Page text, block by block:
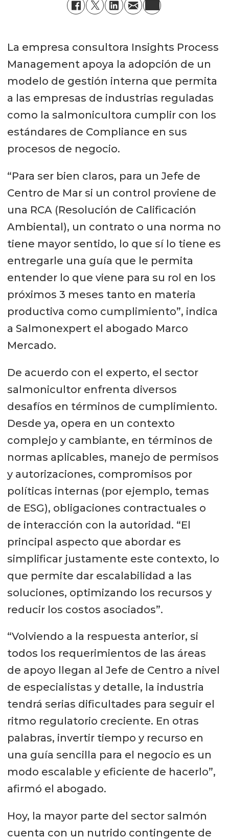
La empresa consultora Insights Process
Management apoya la adopción de un
modelo de gestión interna que permita
a las empresas de industrias reguladas
como la salmonicultora cumplir con los
estándares de Compliance en sus
procesos de negocio.
“Para ser bien claros, para un Jefe de
Centro de Mar si un control proviene de
una RCA (Resolución de Calificación
Ambiental), un contrato o una norma no
tiene mayor sentido, lo que sí lo tiene es
entregarle una guía que le permita
entender lo que viene para su rol en los
próximos 3 meses tanto en materia
productiva como cumplimiento”, indica
a Salmonexpert el abogado Marco
Mercado.
De acuerdo con el experto, el sector
salmonicultor enfrenta diversos
desafíos en términos de cumplimiento.
Desde ya, opera en un contexto
complejo y cambiante, en términos de
normas aplicables, manejo de permisos
y autorizaciones, compromisos por
políticas internas (por ejemplo, temas
de ESG), obligaciones contractuales o
de interacción con la autoridad. “El
principal aspecto que abordar es
simplificar justamente este contexto, lo
que permite dar escalabilidad a las
soluciones, optimizando los recursos y
reducir los costos asociados”.
“Volviendo a la respuesta anterior, si
todos los requerimientos de las áreas
de apoyo llegan al Jefe de Centro a nivel
de especialistas y detalle, la industria
tendrá serias dificultades para seguir el
ritmo regulatorio creciente. En otras
palabras, invertir tiempo y recurso en
una guía sencilla para el negocio es un
modo escalable y eficiente de hacerlo”,
afirmó el abogado.
Hoy, la mayor parte del sector salmón
cuenta con un nutrido contingente de